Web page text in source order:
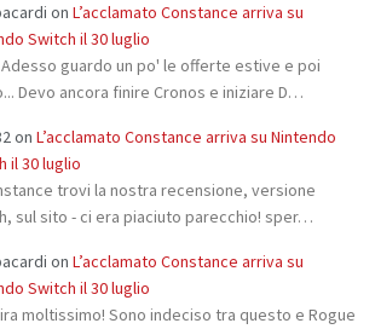
on L’acclamato Constance arriva su
Switch il 30 luglio
Adesso guardo un po' le offerte estive e poi
Devo ancora finire Cronos e iniziare D…
on L’acclamato Constance arriva su Nintendo
il 30 luglio
trovi la nostra recensione, versione
sul sito - ci era piaciuto parecchio! sper…
on L’acclamato Constance arriva su
Switch il 30 luglio
moltissimo! Sono indeciso tra questo e Rogue